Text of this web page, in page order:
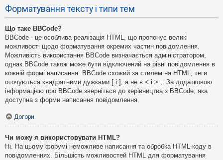
Форматування тексту і типи тем
Що таке BBCode?
BBCode - це особлива реалізація HTML, що пропонує великі
можливості щодо форматування окремих частин повідомлення.
Можливість використання BBCode визначається адміністратором,
однак BBCode також може бути відключений на рівні повідомлення в
кожній формі написання. BBCode схожий за стилем на HTML, теги
оточуються квадратними дужками [ і ], а не в < і > ;. За додатковою
інформацією про BBCode зверніться до керівництва з BBCode, яка
доступна з форми написання повідомлення.
Догори
Чи можу я використовувати HTML?
Ні. На цьому форумі неможливе написання та обробка HTML-коду в
повідомленнях. Більшість можливостей HTML для форматування